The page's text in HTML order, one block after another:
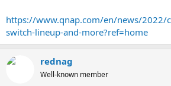
demonstrate the multimedia potential of the
Roon.
https://www.qnap.com/en/news/2022/
switch-lineup-and-more?ref=home
rednag
Well-known member